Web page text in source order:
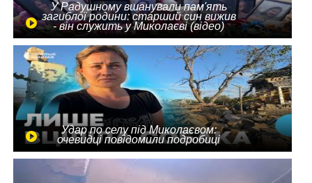
У Радушному вшанували пам'ять
загиблої родини: старший син вижив
- він служить у Миколаєві (відео)
Удар по селу під Миколаєвом:
очевидці повідомили подробиці